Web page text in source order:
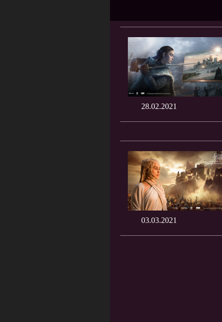
28.02.2021
03.03.2021